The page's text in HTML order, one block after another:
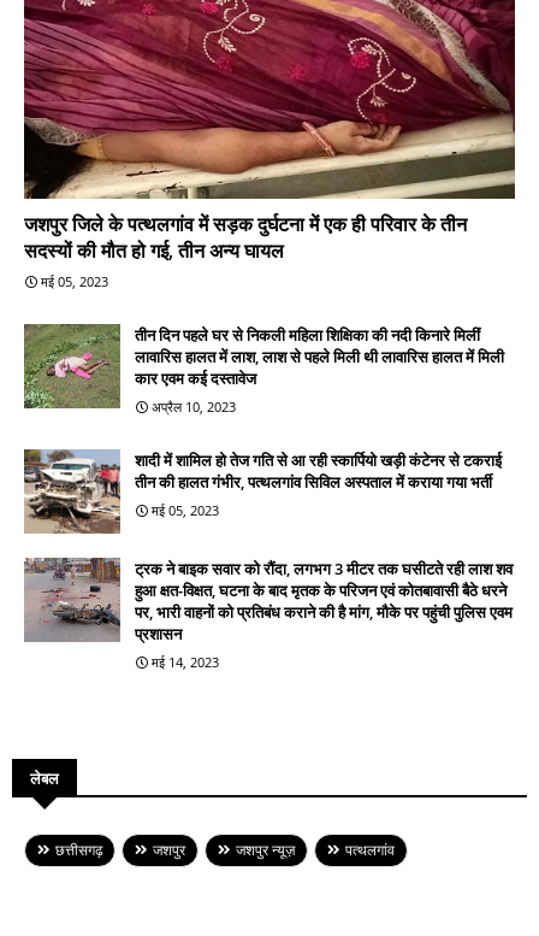
जशपुर जिले के पत्थलगांव में सड़क दुर्घटना में एक ही परिवार के तीन
सदस्यों की मौत हो गई, तीन अन्य घायल
मई 05, 2023
तीन दिन पहले घर से निकली महिला शिक्षिका की नदी किनारे मिलीं
लावारिस हालत में लाश, लाश से पहले मिली थी लावारिस हालत में मिली
कार एवम कई दस्तावेज
अप्रैल 10, 2023
शादी में शामिल हो तेज गति से आ रही स्कार्पियो खड़ी कंटेनर से टकराई
तीन की हालत गंभीर, पत्थलगांव सिविल अस्पताल में कराया गया भर्ती
मई 05, 2023
ट्रक ने बाइक सवार को रौंदा, लगभग 3 मीटर तक घसीटते रही लाश शव
हुआ क्षत-विक्षत, घटना के बाद मृतक के परिजन एवं कोतबावासी बैठे धरने
पर, भारी वाहनों को प्रतिबंध कराने की है मांग, मौके पर पहुंची पुलिस एवम
प्रशासन
मई 14, 2023
लेबल
छत्तीसगढ़ जशपुर जशपुर न्यूज़ पत्थलगांव